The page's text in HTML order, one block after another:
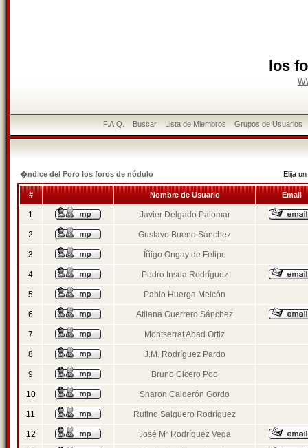
los
F.A.Q. Buscar Lista de Miembros Grupos de Usuarios
�ndice del Foro los foros de nódulo Elija
# Nombre de Usuario Email
1 Javier Delgado Palomar
2 Gustavo Bueno Sánchez
3 Íñigo Ongay de Felipe
4 Pedro Insua Rodríguez
5 Pablo Huerga Melcón
6 Atilana Guerrero Sánchez
7 Montserrat Abad Ortiz
8 J.M. Rodríguez Pardo
9 Bruno Cicero Poo
10 Sharon Calderón Gordo
11 Rufino Salguero Rodríguez
12 José Mª Rodríguez Vega